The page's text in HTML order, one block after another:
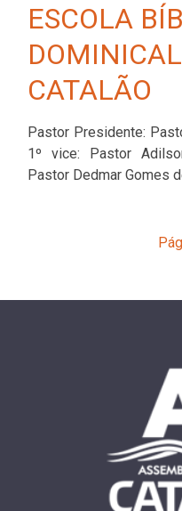
ESCOLA
CATALÃO
Pastor Presidente:
1º vice: Pastor
Pastor Dedmar Gomes